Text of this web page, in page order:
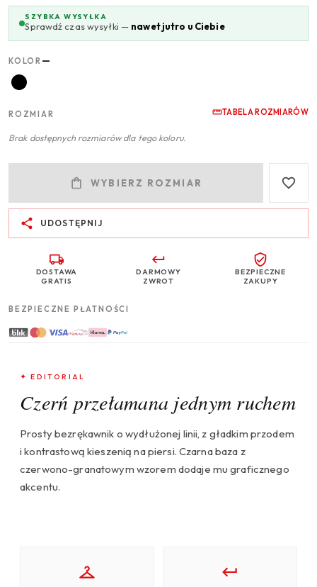
SZYBKA WYSYŁKA
Sprawdź czas wysyłki — nawet jutro u Ciebie
KOLOR —
ROZMIAR TABELA ROZMIARÓW
Brak dostępnych rozmiarów dla tego koloru.
WYBIERZ ROZMIAR
UDOSTĘPNIJ
DOSTAWA
GRATIS
DARMOWY
ZWROT
BEZPIECZNE
ZAKUPY
BEZPIECZNE PŁATNOŚCI
✦ EDITORIAL
Czerń przełamana jednym ruchem
Prosty bezrękawnik o wydłużonej linii, z gładkim przodem
i kontrastową kieszenią na piersi. Czarna baza z
czerwono-granatowym wzorem dodaje mu graficznego
akcentu.